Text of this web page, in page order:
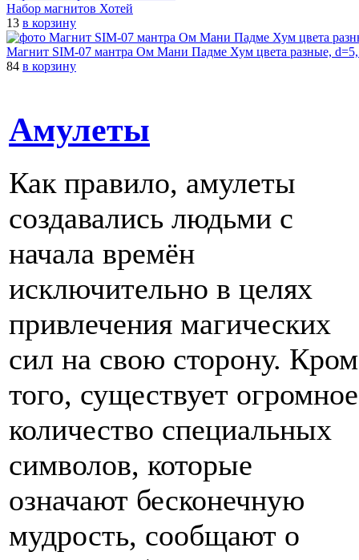
Набор магнитов Хотей
13 в корзину
Магнит SIM-07 мантра Ом Мани Падме Хум цвета разные,
84 в корзину
Амулеты
Как правило, амулеты
создавались людьми с
начала времён
исключительно в целях
привлечения магических
сил на свою сторону.
того, существует огромное
количество специальных
символов, которые
означают бесконечную
мудрость, сообщают о